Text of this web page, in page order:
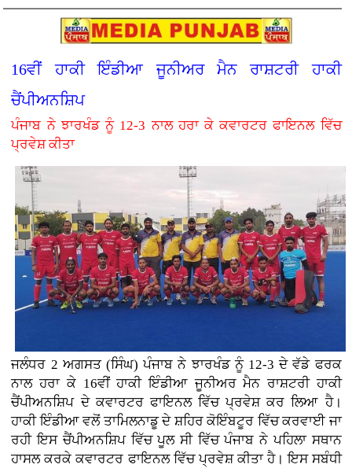
16ਵੀਂ ਹਾਕੀ ਇੰਡੀਆ ਜੂਨੀਅਰ ਮੈਨ ਰਾਸ਼ਟਰੀ ਹਾਕੀ
ਚੈਂਪੀਅਨਸ਼ਿਪ
ਪੰਜਾਬ ਨੇ ਝਾਰਖੰਡ ਨੂੰ 12-3 ਨਾਲ ਹਰਾ ਕੇ ਕਵਾਰਟਰ ਫਾਇਨਲ ਵਿੱਚ
ਪ੍ਰਵੇਸ਼ ਕੀਤਾ
ਜਲੰਧਰ 2 ਅਗਸਤ (ਸਿੰਘ) ਪੰਜਾਬ ਨੇ ਝਾਰਖੰਡ ਨੂੰ 12-3 ਦੇ ਵੱਡੇ ਫਰਕ
ਨਾਲ ਹਰਾ ਕੇ 16ਵੀਂ ਹਾਕੀ ਇੰਡੀਆ ਜੂਨੀਅਰ ਮੈਨ ਰਾਸ਼ਟਰੀ ਹਾਕੀ
ਚੈਂਪੀਅਨਸ਼ਿਪ ਦੇ ਕਵਾਰਟਰ ਫਾਇਨਲ ਵਿੱਚ ਪ੍ਰਵੇਸ਼ ਕਰ ਲਿਆ ਹੈ।
ਹਾਕੀ ਇੰਡੀਆ ਵਲੋਂ ਤਾਮਿਲਨਾਡੂ ਦੇ ਸ਼ਹਿਰ ਕੋਇੰਬਟੂਰ ਵਿੱਚ ਕਰਵਾਈ ਜਾ
ਰਹੀ ਇਸ ਚੈਂਪੀਅਨਸ਼ਿਪ ਵਿੱਚ ਪੂਲ ਸੀ ਵਿੱਚ ਪੰਜਾਬ ਨੇ ਪਹਿਲਾ ਸਥਾਨ
ਹਾਸਲ ਕਰਕੇ ਕਵਾਰਟਰ ਫਾਇਨਲ ਵਿੱਚ ਪ੍ਰਵੇਸ਼ ਕੀਤਾ ਹੈ। ਇਸ ਸਬੰਧੀ